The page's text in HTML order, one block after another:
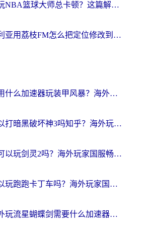
在国外玩NBA篮球大师总卡顿？这篇解决你所有海外看国内内容的烦恼
在澳大利亚用荔枝FM怎么把定位修改到中国国内？海外华人必看的内容访问指南
在美国用什么加速器玩装甲风暴？海外玩家亲测有效的国服游戏加速指南
欧洲可以打暗黑破坏神3吗知乎？海外玩家国服游戏加速终极指南
在国外可以玩剑灵2吗？海外玩家国服畅玩终极指南（附永恒之塔明日方舟加速方案）
欧洲可以玩跑跑卡丁车吗？海外玩家国服游戏畅玩终极指南（附QQ炫舞剑网3解决方案）
人在国外玩流星蝴蝶剑需要什么加速器？老玩家亲测的终极解决方案